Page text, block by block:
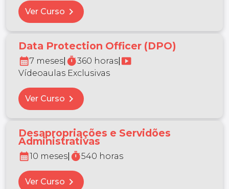
Ver Curso chevron_right
Data Protection Officer (DPO)
calendar_month7 meses timer360 horas smart_display
Vídeoaulas Exclusivas
Ver Curso chevron_right
Desapropriações e Servidões
Administrativas
calendar_month10 meses timer540 horas
Ver Curso chevron_right